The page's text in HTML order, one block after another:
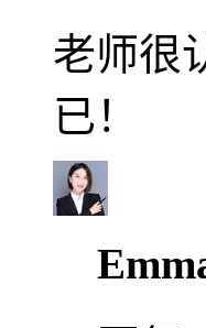
老师很
已！